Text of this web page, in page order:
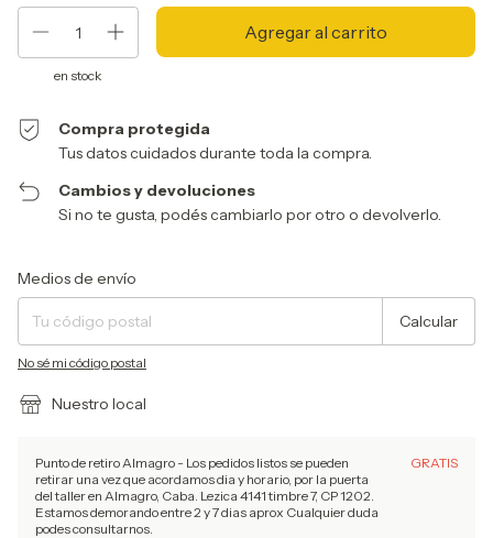
en stock
Compra protegida
Tus datos cuidados durante toda la compra.
Cambios y devoluciones
Si no te gusta, podés cambiarlo por otro o devolverlo.
Entregas para el CP:
Medios de envío
Calcular
No sé mi código postal
Nuestro local
Punto de retiro Almagro - Los pedidos listos se pueden
retirar una vez que acordamos dia y horario, por la puerta
del taller en Almagro, Caba. Lezica 4141 timbre 7, CP 1202.
Estamos demorando entre 2 y 7 dias aprox Cualquier duda
podes consultarnos.
GRATIS